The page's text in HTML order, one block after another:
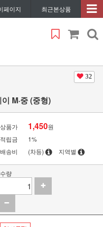
페이지 최근본상품
32
M·중 (중형)
상품가 1,450원
적립금
1%
배송비
(차등) 지역별
수량